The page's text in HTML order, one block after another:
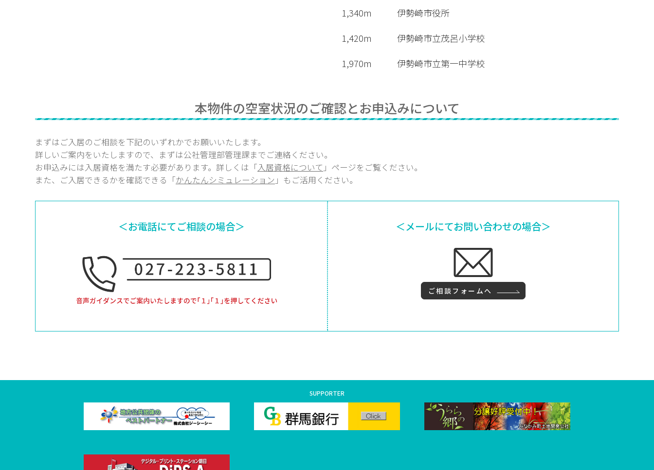
1,340m
伊勢崎市役所
1,420m
伊勢崎市立茂呂小学校
1,970m
伊勢崎市立第一中学校
本物件の空室状況のご確認とお申込みについて
まずはご入居のご相談を下記のいずれかでお願いいたします。
詳しいご案内をいたしますので、まずは公社管理部管理課までご連絡ください。
お申込みには入居資格を満たす必要があります。詳しくは「入居資格について 」ページをご覧ください。
また、ご入居できるかを確認できる「かんたんシミュレーション 」もご活用ください。
＜お電話にてご相談の場合＞ ＜メールにてお問い合わせの場合＞
ご相談フォームへ
SUPPORTER